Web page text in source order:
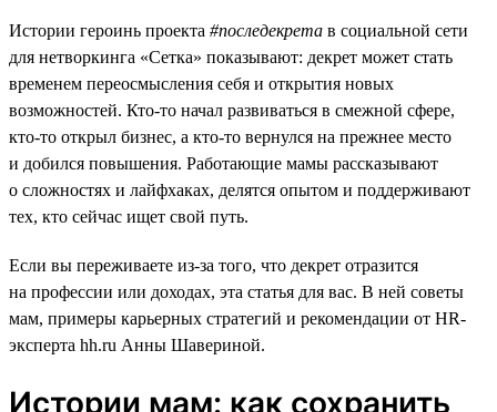
Истории героинь проекта #последекрета в социальной сети
для нетворкинга «Сетка» показывают: декрет может стать
временем переосмысления себя и открытия новых
возможностей. Кто-то начал развиваться в смежной сфере,
кто-то открыл бизнес, а кто-то вернулся на прежнее место
и добился повышения. Работающие мамы рассказывают
о сложностях и лайфхаках, делятся опытом и поддерживают
тех, кто сейчас ищет свой путь.
Если вы переживаете из-за того, что декрет отразится
на профессии или доходах, эта статья для вас. В ней советы
мам, примеры карьерных стратегий и рекомендации от HR-
эксперта hh.ru Анны Шавериной.
Истории мам: как сохранить